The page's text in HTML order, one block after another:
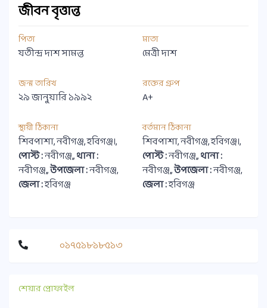
জীবন বৃত্তান্ত
পিতা
যতীন্দ্র দাশ সামন্ত
মাতা
মেত্রী দাশ
জন্ম তারিখ
২৯ জানুয়ারি ১৯৯২
রক্তের গ্রুপ
A+
স্থায়ী ঠিকানা
শিবপাশা, নবীগঞ্জ, হবিগঞ্জ।,
পোস্ট :নবীগঞ্জ,,থানা :
নবীগঞ্জ,,উপজেলা :নবীগঞ্জ,
জেলা :হবিগঞ্জ
বর্তমান ঠিকানা
শিবপাশা, নবীগঞ্জ, হবিগঞ্জ।,
পোস্ট :নবীগঞ্জ,,থানা :
নবীগঞ্জ,,উপজেলা :নবীগঞ্জ,
জেলা :হবিগঞ্জ
০১৭৫১৮১৮৫১৩
শেয়ার প্রোফাইল